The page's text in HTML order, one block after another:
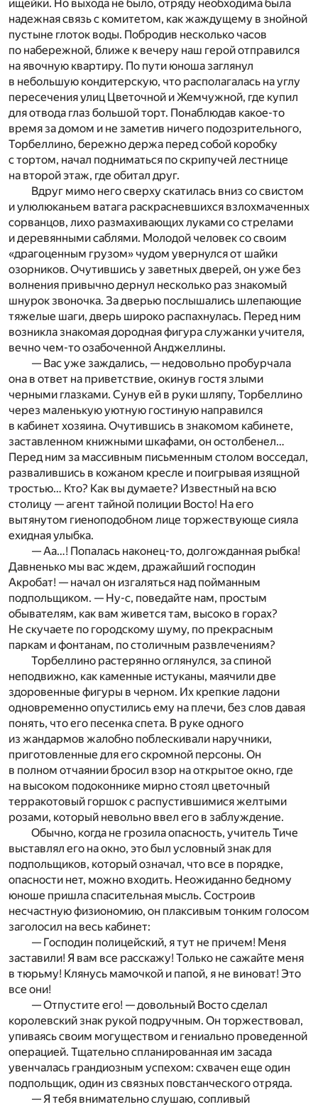
ищейки. Но выхода не было, отряду необходима была
надежная связь с комитетом, как жаждущему в знойной
пустыне глоток воды. Побродив несколько часов
по набережной, ближе к вечеру наш герой отправился
на явочную квартиру. По пути юноша заглянул
в небольшую кондитерскую, что располагалась на углу
пересечения улиц Цветочной и Жемчужной, где купил
для отвода глаз большой торт. Понаблюдав какое-то
время за домом и не заметив ничего подозрительного,
Торбеллино, бережно держа перед собой коробку
с тортом, начал подниматься по скрипучей лестнице
на второй этаж, где обитал друг.
Вдруг мимо него сверху скатилась вниз со свистом
и улюлюканьем ватага раскрасневшихся взлохмаченных
сорванцов, лихо размахивающих луками со стрелами
и деревянными саблями. Молодой человек со своим
«драгоценным грузом» чудом увернулся от шайки
озорников. Очутившись у заветных дверей, он уже без
волнения привычно дернул несколько раз знакомый
шнурок звоночка. За дверью послышались шлепающие
тяжелые шаги, дверь широко распахнулась. Перед ним
возникла знакомая дородная фигура служанки учителя,
вечно чем-то озабоченной Анджеллины.
— Вас уже заждались, — недовольно пробурчала
она в ответ на приветствие, окинув гостя злыми
черными глазками. Сунув ей в руки шляпу, Торбеллино
через маленькую уютную гостиную направился
в кабинет хозяина. Очутившись в знакомом кабинете,
заставленном книжными шкафами, он остолбенел…
Перед ним за массивным письменным столом восседал,
развалившись в кожаном кресле и поигрывая изящной
тростью… Кто? Как вы думаете? Известный на всю
столицу — агент тайной полиции Восто! На его
вытянутом гиеноподобном лице торжествующе сияла
ехидная улыбка.
— Аа…! Попалась наконец-то, долгожданная рыбка!
Давненько мы вас ждем, дражайший господин
Акробат! — начал он изгаляться над пойманным
подпольщиком. — Ну-с, поведайте нам, простым
обывателям, как вам живется там, высоко в горах?
Не скучаете по городскому шуму, по прекрасным
паркам и фонтанам, по столичным развлечениям?
Торбеллино растерянно оглянулся, за спиной
неподвижно, как каменные истуканы, маячили две
здоровенные фигуры в черном. Их крепкие ладони
одновременно опустились ему на плечи, без слов давая
понять, что его песенка спета. В руке одного
из жандармов жалобно поблескивали наручники,
приготовленные для его скромной персоны. Он
в полном отчаянии бросил взор на открытое окно, где
на высоком подоконнике мирно стоял цветочный
терракотовый горшок с распустившимися желтыми
розами, который невольно ввел его в заблуждение.
Обычно, когда не грозила опасность, учитель Тиче
выставлял его на окно, это был условный знак для
подпольщиков, который означал, что все в порядке,
опасности нет, можно входить. Неожиданно бедному
юноше пришла спасительная мысль. Состроив
несчастную физиономию, он плаксивым тонким голосом
заголосил на весь кабинет:
— Господин полицейский, я тут не причем! Меня
заставили! Я вам все расскажу! Только не сажайте меня
в тюрьму! Клянусь мамочкой и папой, я не виноват! Это
все они!
— Отпустите его! — довольный Восто сделал
королевский знак рукой подручным. Он торжествовал,
упиваясь своим могуществом и гениально проведенной
операцией. Тщательно спланированная им засада
увенчалась грандиозным успехом: схвачен еще один
подпольщик, один из связных повстанческого отряда.
— Я тебя внимательно слушаю, сопливый